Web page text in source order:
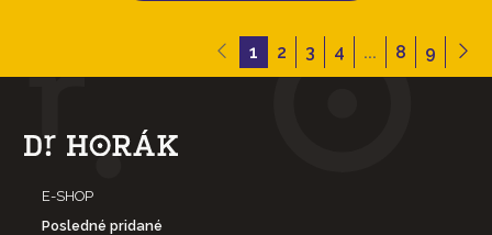
1 2 3 4 ... 8 9
E-SHOP
Posledné pridané